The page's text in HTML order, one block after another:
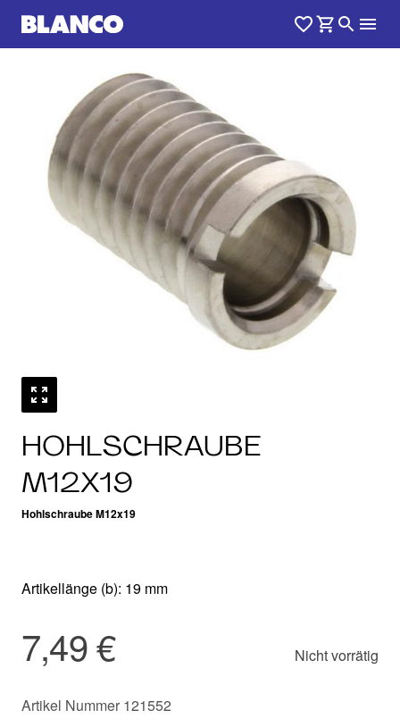
HOHLSCHRAUBE
M12X19
Hohlschraube M12x19
Artikellänge (b): 19 mm
7,49 € Nicht vorrätig
Artikel Nummer 121552